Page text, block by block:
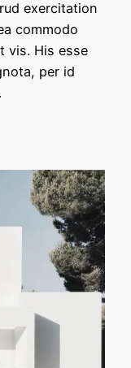
exercitation
commodo
vis. His esse
per id